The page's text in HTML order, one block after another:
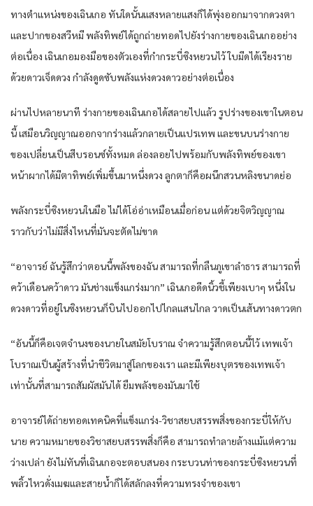
ทางตำแหน่งของเฉินเกอ ทันใดนั้นแสงหลายแสงก็ได้พุ่งออกมาจากดวงตา
และปากของสวีหมี พลังทิพย์ได้ถูกถ่ายทอดไปยังร่างกายของเฉินเกออย่าง
ต่อเนื่อง เฉินเกอมองมือของตัวเองที่กำกระบี่ซิงหยวนไว้ ใบมีดได้เรียงราย
ด้วยดาวเจ็ดดวง กำลังดูดซับพลังแห่งดวงดาวอย่างต่อเนื่อง
ผ่านไปหลายนาที ร่างกายของเฉินเกอได้สลายไปแล้ว รูปร่างของเขาในตอน
นี้ เสมือนวิญญาณออกจากร่างแล้วกลายเป็นแปรเทพ และขนบนร่างกาย
ของเปลี่ยนเป็นสีบรอนซ์ทั้งหมด ล่องลอยไปพร้อมกับพลังทิพย์ของเขา
หน้าผากได้มีตาทิพย์เพิ่มขึ้นมาหนึ่งดวง ลูกตาก็คือผนึกสวนหลิงขนาดย่อ
พลังกระบี่ซิงหยวนในมือ ไม่ได้โอ่อ่าเหมือนเมื่อก่อน แต่ด้วยจิตวิญญาณ
ราวกับว่าไม่มีสิ่งไหนที่มันจะตัดไม่ขาด
“อาจารย์ ฉันรู้สึกว่าตอนนี้พลังของฉัน สามารถที่กลืนภูเขาลำธาร สามารถที่
คว้าเดือนคว้าดาว มันช่างแข็งแกร่งมาก” เฉินเกอดีดนิ้วชี้เพียงเบาๆ หนึ่งใน
ดวงดาวที่อยู่ในซิงหยวนก็บินไปออกไปไกลแสนไกล วาดเป็นเส้นทางดาวตก
“อันนี้ก็คือเจตจำนงของนายในสมัยโบราณ จำความรู้สึกตอนนี้ไว้ เทพเจ้า
โบราณเป็นผู้สร้างที่นำชีวิตมาสู่โลกของเรา และมีเพียงบุตรของเทพเจ้า
เท่านั้นที่สามารถสัมผัสมันได้ ยืมพลังของมันมาใช้
อาจารย์ได้ถ่ายทอดเทคนิคที่แข็งแกร่ง-วิชาสยบสรรพสิ่งของกระบี่ให้กับ
นาย ความหมายของวิชาสยบสรรพสิ่งก็คือ สามารถทำลายล้างแม้แต่ความ
ว่างเปล่า ยังไม่ทันที่เฉินเกอจะตอบสนอง กระบวนท่าของกระบี่ซิงหยวนที่
พลิ้วไหวดั่งเมฆและสายน้ำก็ได้สลักลงที่ความทรงจำของเขา